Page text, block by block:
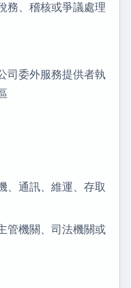
務、稽核或爭議處理
司委外服務提供者執
、通訊、維運、存取
管機關、司法機關或